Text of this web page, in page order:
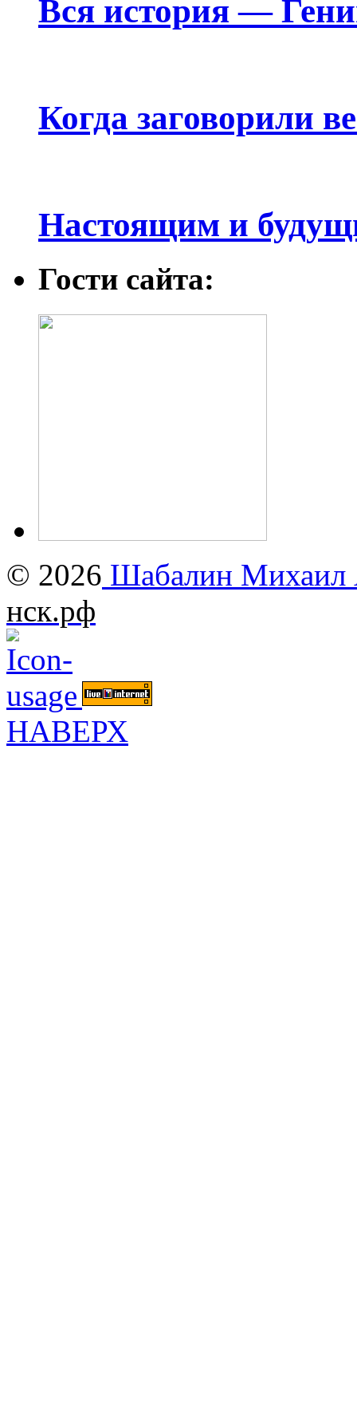
Вся история —
Когда заговорили
Настоящим и
Гости сайта:
© 2026 Шабалин Михаил
нск.рф
НАВЕРХ